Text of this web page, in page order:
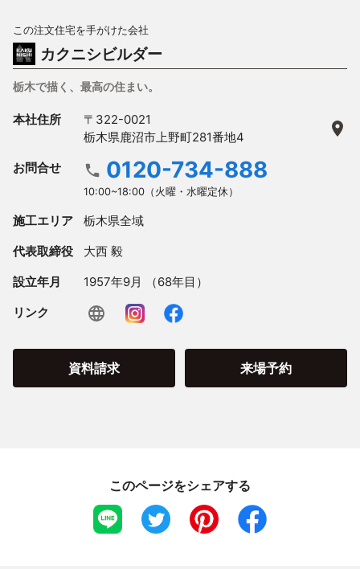
この注文住宅を手がけた会社
カクニシビルダー
栃木で描く、最高の住まい。
本社住所
〒322-0021
栃木県鹿沼市上野町281番地4
お問合せ 0120-734-888
10:00~18:00（火曜・水曜定休）
施工エリア 栃木県全域
代表取締役 大西 毅
設立年月 1957年9月 （68年目）
リンク
資料請求 来場予約
このページをシェアする